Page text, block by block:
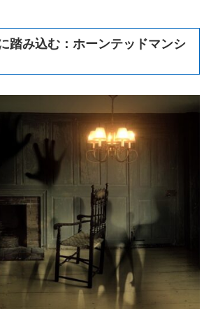
踏み込む：ホーンテッドマンシ